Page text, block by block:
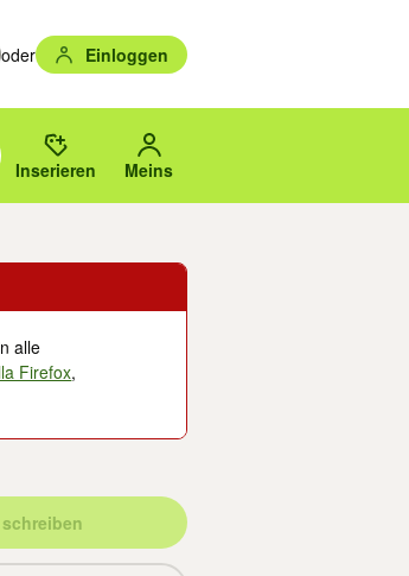
oder Einloggen
mit Eingabetaste auswählen.
Vorschläge mit den Pfeiltasten nach oben/
oder PLZ.
Inserieren Meins
alle
Firefox,